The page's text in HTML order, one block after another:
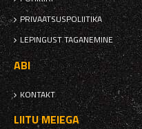
PRIVAATSUSPOLIITIKA
LEPINGUST TAGANEMINE
ABI
KONTAKT
LIITU MEIEGA